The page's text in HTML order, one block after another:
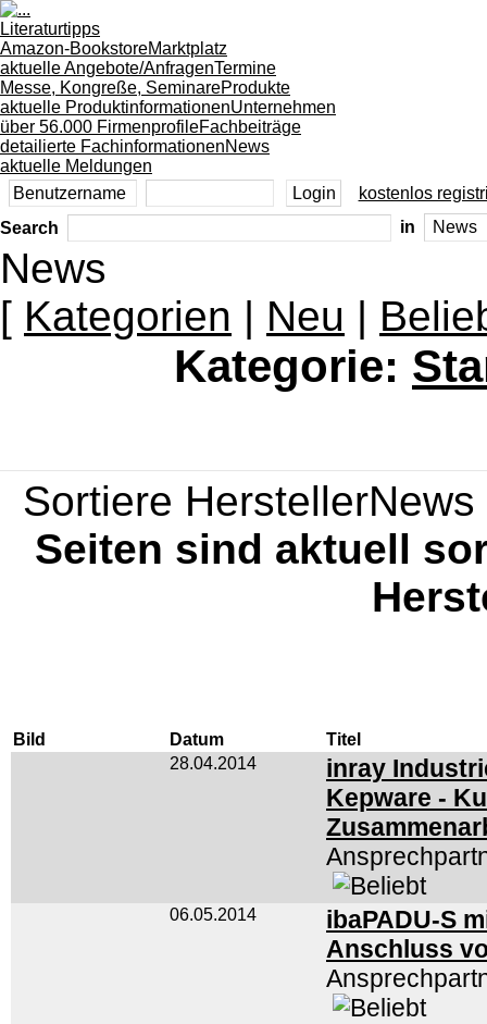
Literaturtipps
Amazon-BookstoreMarktplatz
aktuelle Angebote/AnfragenTermine
Messe, Kongreße, SeminareProdukte
aktuelle ProduktinformationenUnternehmen
über 56.000 FirmenprofileFachbeiträge
detailierte FachinformationenNews
aktuelle Meldungen
kostenlos
Search
in
News
[ Kategorien | Neu |
Kategorie:
Sortiere
Seiten sind aktuell
Bild Datum
Titel
28.04.2014
inray
Kepware -
06.05.2014
ibaPADU-S
Anschluss